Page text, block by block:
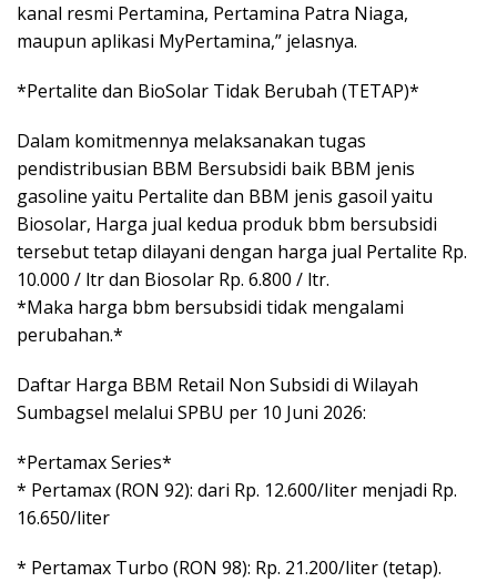
kanal resmi Pertamina, Pertamina Patra Niaga,
maupun aplikasi MyPertamina,” jelasnya.
*Pertalite dan BioSolar Tidak Berubah (TETAP)*
Dalam komitmennya melaksanakan tugas
pendistribusian BBM Bersubsidi baik BBM jenis
gasoline yaitu Pertalite dan BBM jenis gasoil yaitu
Biosolar, Harga jual kedua produk bbm bersubsidi
tersebut tetap dilayani dengan harga jual Pertalite Rp.
10.000 / ltr dan Biosolar Rp. 6.800 / ltr.
*Maka harga bbm bersubsidi tidak mengalami
perubahan.*
Daftar Harga BBM Retail Non Subsidi di Wilayah
Sumbagsel melalui SPBU per 10 Juni 2026:
*Pertamax Series*
* Pertamax (RON 92): dari Rp. 12.600/liter menjadi Rp.
16.650/liter
* Pertamax Turbo (RON 98): Rp. 21.200/liter (tetap).